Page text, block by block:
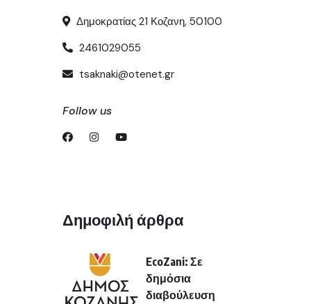
Δημοκρατίας 21 Κοζανη, 50100
2461029055
tsaknaki@otenet.gr
Follow us
Δημοφιλή άρθρα
EcoZani: Σε
δημόσια
διαβούλευση